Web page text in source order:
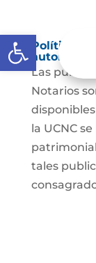
Abrir barra de
Política
Las
Notarios
la UCNC
tales